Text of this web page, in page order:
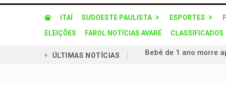
ITAÍ SUDOESTE PAULISTA ESPORTES
ELEIÇÕES
FAROL NOTÍCIAS AVARÉ CLASSIFICADOS
ÚLTIMAS NOTÍCIAS
PM localiza dois